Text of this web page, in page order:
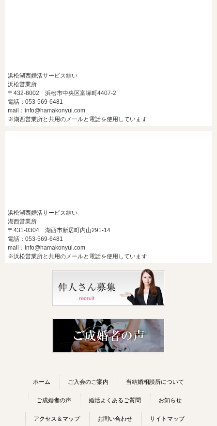
浜松湖西婚活サービス結い
浜松営業所
〒432-8002 浜松市中央区富塚町4407-2
電話：053-569-6481
mail：info@hamakonyui.com
※湖西営業所と共用のメールと電話を使用しています
浜松湖西婚活サービス結い
湖西営業所
〒431-0304 湖西市新居町内山291-14
電話：053-569-6481
mail：info@hamakonyui.com
※浜松営業所と共用のメールと電話を使用しています
ホーム ご入会のご案内 当結婚相談所について
ご成婚者の声 婚活よくあるご質問 お知らせ
アクセス＆マップ お問い合わせ サイトマップ